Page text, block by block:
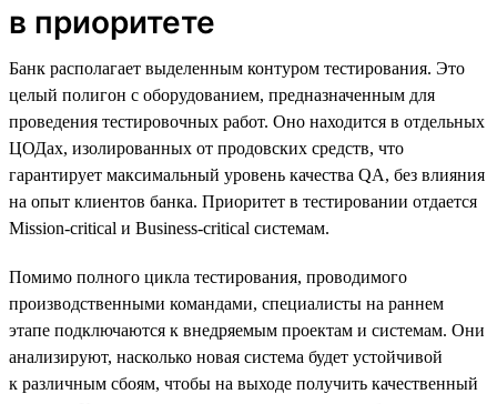
в приоритете
Банк располагает выделенным контуром тестирования. Это
целый полигон с оборудованием, предназначенным для
проведения тестировочных работ. Оно находится в отдельных
ЦОДах, изолированных от продовских средств, что
гарантирует максимальный уровень качества QA, без влияния
на опыт клиентов банка. Приоритет в тестировании отдается
Mission-critical и Business-critical системам.
Помимо полного цикла тестирования, проводимого
производственными командами, специалисты на раннем
этапе подключаются к внедряемым проектам и системам. Они
анализируют, насколько новая система будет устойчивой
к различным сбоям, чтобы на выходе получить качественный